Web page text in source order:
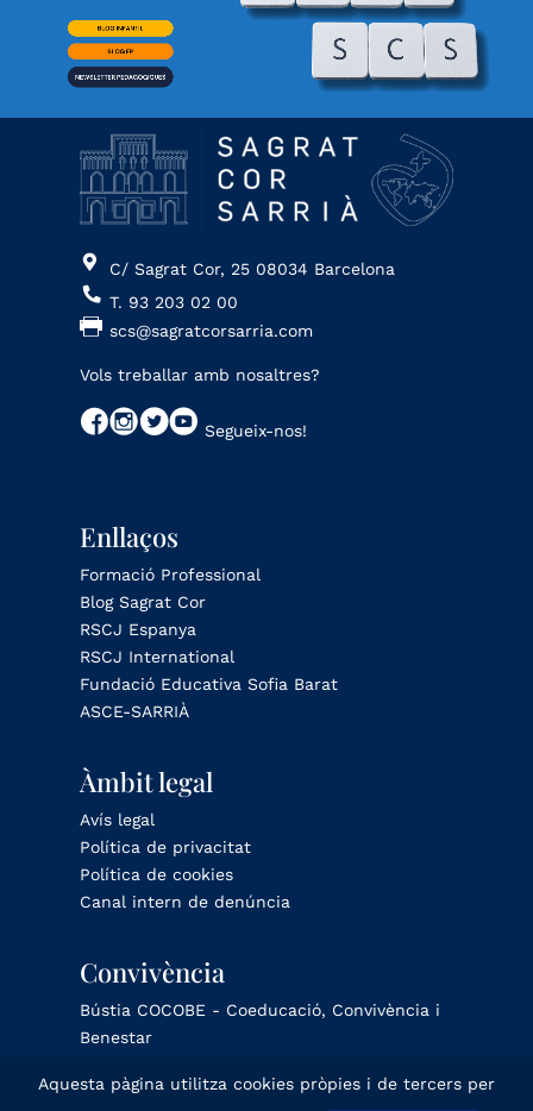
C/ Sagrat Cor, 25 08034 Barcelona
T. 93 203 02 00
scs@sagratcorsarria.com
Vols treballar amb nosaltres?
Segueix-nos!
Enllaços
Formació Professional
Blog Sagrat Cor
RSCJ Espanya
RSCJ International
Fundació Educativa Sofia Barat
ASCE-SARRIÀ
Àmbit legal
Avís legal
Política de privacitat
Política de cookies
Canal intern de denúncia
Convivència
Bústia COCOBE - Coeducació, Convivència i
Benestar
Aquesta pàgina utilitza cookies pròpies i de tercers per